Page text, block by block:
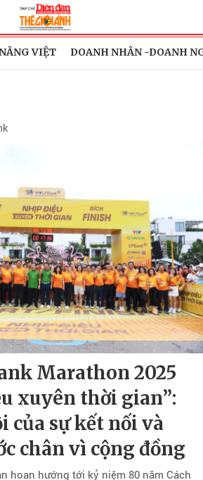
VIỆT DOANH NHÂN -DOANH
Marathon 2025
xuyên thời gian”:
của sự kết nối và
chân vì cộng đồng
hoan hướng tới kỷ niệm 80 năm Cách